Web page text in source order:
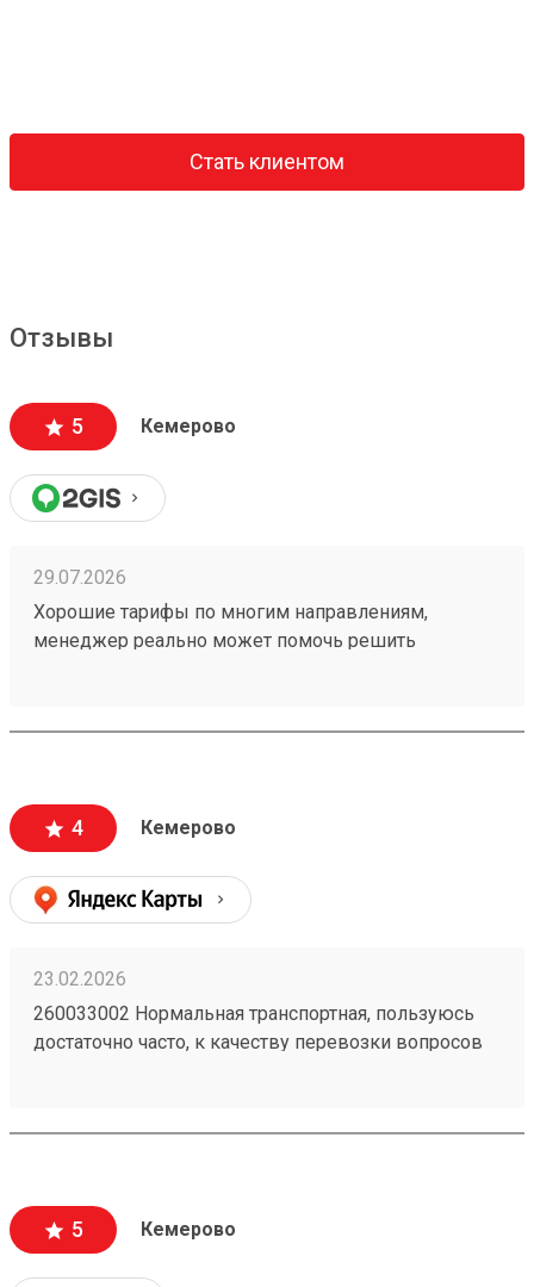
Стать клиентом
Отзывы
5 Кемерово
29.07.2026
Хорошие тарифы по многим направлениям,
менеджер реально может помочь решить
менеджеру Татьяне
4 Кемерово
23.02.2026
260033002 Нормальная транспортная, пользуюсь
достаточно часто, к качеству перевозки вопросов
приложении.
5 Кемерово